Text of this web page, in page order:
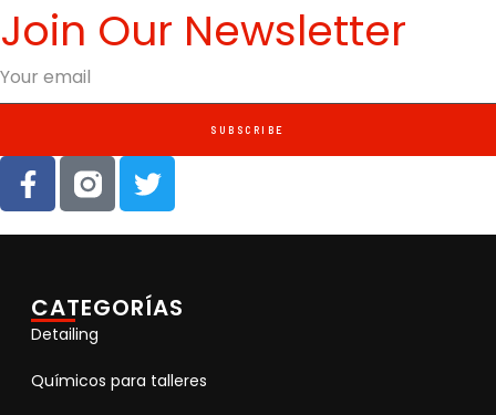
Join Our Newsletter
SUBSCRIBE
CATEGORÍAS
Detailing
Químicos para talleres